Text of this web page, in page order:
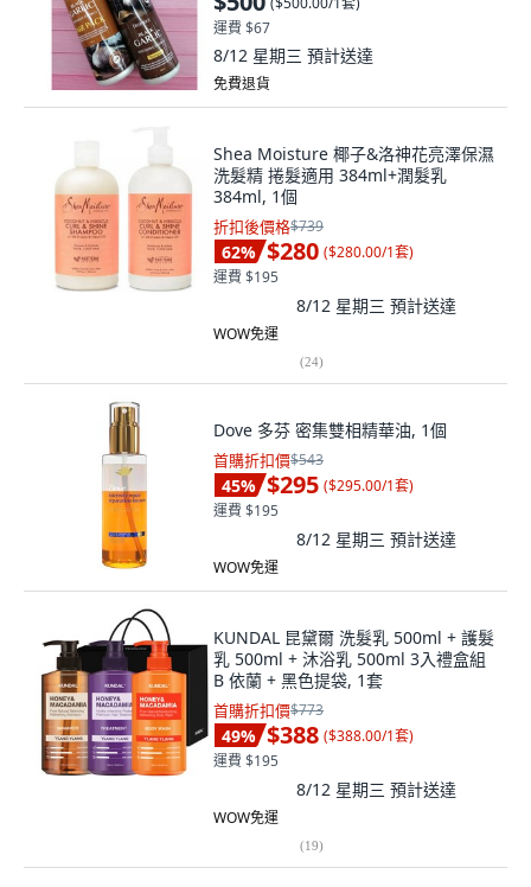
運費 $67
8/12 星期三 預計送達
免費退貨
Shea Moisture 椰子&洛神花亮澤保濕
洗髮精 捲髮適用 384ml+潤髮乳
384ml, 1個
折扣後價格$739
62% $280 ($280.00/1套)
運費 $195
8/12 星期三 預計送達
WOW免運
(24)
Dove 多芬 密集雙相精華油, 1個
首購折扣價$543
45% $295 ($295.00/1套)
運費 $195
8/12 星期三 預計送達
WOW免運
KUNDAL 昆黛爾 洗髮乳 500ml + 護髮
乳 500ml + 沐浴乳 500ml 3入禮盒組
B 依蘭 + 黑色提袋, 1套
首購折扣價$773
49% $388 ($388.00/1套)
運費 $195
8/12 星期三 預計送達
WOW免運
(19)